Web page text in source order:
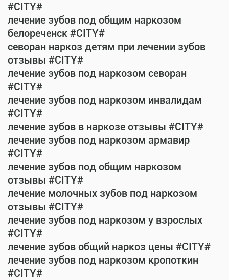
#CITY#
лечение зубов под общим наркозом
белореченск #CITY#
севоран наркоз детям при лечении зубов
отзывы #CITY#
лечение зубов под наркозом севоран
#CITY#
лечение зубов под наркозом инвалидам
#CITY#
лечение зубов в наркозе отзывы #CITY#
лечение зубов под наркозом армавир
#CITY#
лечение зубов под общим наркозом
отзывы #CITY#
лечение молочных зубов под наркозом
отзывы #CITY#
лечение зубов под наркозом у взрослых
#CITY#
лечение зубов общий наркоз цены #CITY#
лечение зубов под наркозом кропоткин
#CITY#